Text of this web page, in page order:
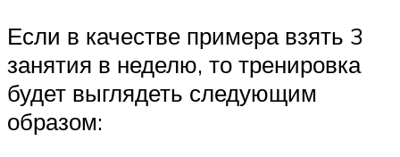
Если в качестве примера взять 3
занятия в неделю, то тренировка
будет выглядеть следующим
образом: